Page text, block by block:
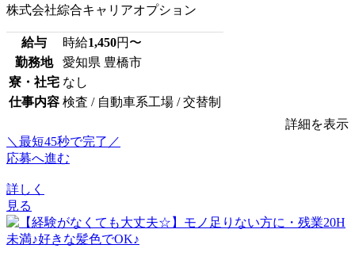
株式会社綜合キャリアオプション
給与 時給1,450円〜
勤務地
愛知県 豊橋市
寮・社宅 なし
仕事内容 検査 / 自動車系工場 / 交替制
詳細を表示
＼最短45秒で完了／
応募へ進む
詳しく
見る